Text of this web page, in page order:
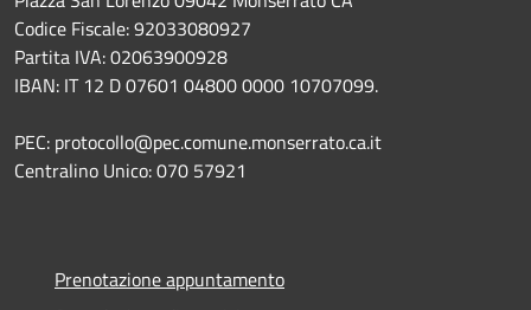
Codice Fiscale: 92033080927
Partita IVA: 02063900928
IBAN: IT 12 D 07601 04800 0000 10707099.
PEC: protocollo@pec.comune.monserrato.ca.it
Centralino Unico: 070 57921
Prenotazione appuntamento